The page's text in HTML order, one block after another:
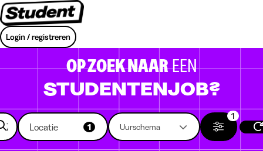
Login / registreren
OP ZOEK NAAREEN
STUDENTENJOB?
Locatie 1 Uurschema
1